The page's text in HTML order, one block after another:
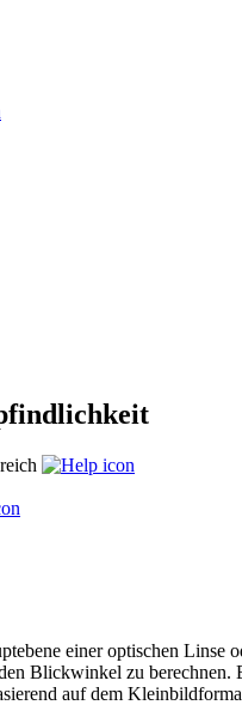
einer optischen
Blickwinkel zu
auf dem